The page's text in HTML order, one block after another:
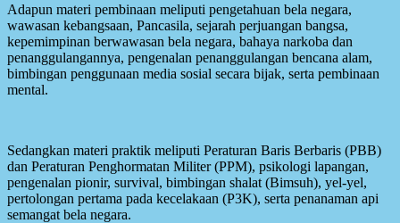
Adapun materi pembinaan meliputi pengetahuan bela negara,
wawasan kebangsaan, Pancasila, sejarah perjuangan bangsa,
kepemimpinan berwawasan bela negara, bahaya narkoba dan
penanggulangannya, pengenalan penanggulangan bencana alam,
bimbingan penggunaan media sosial secara bijak, serta pembinaan
mental.
Sedangkan materi praktik meliputi Peraturan Baris Berbaris (PBB)
dan Peraturan Penghormatan Militer (PPM), psikologi lapangan,
pengenalan pionir, survival, bimbingan shalat (Bimsuh), yel-yel,
pertolongan pertama pada kecelakaan (P3K), serta penanaman api
semangat bela negara.